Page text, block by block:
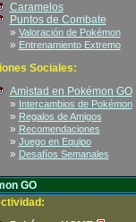
Caramelos
Puntos de Combate
» Valoración de Pokémon
» Entrenamiento Extremo
Sociales:
Amistad en Pokémon GO
» Intercambios de Pokémon
» Regalos de Amigos
» Recomendaciones
» Juego en Equipo
» Desafíos Semanales
GO